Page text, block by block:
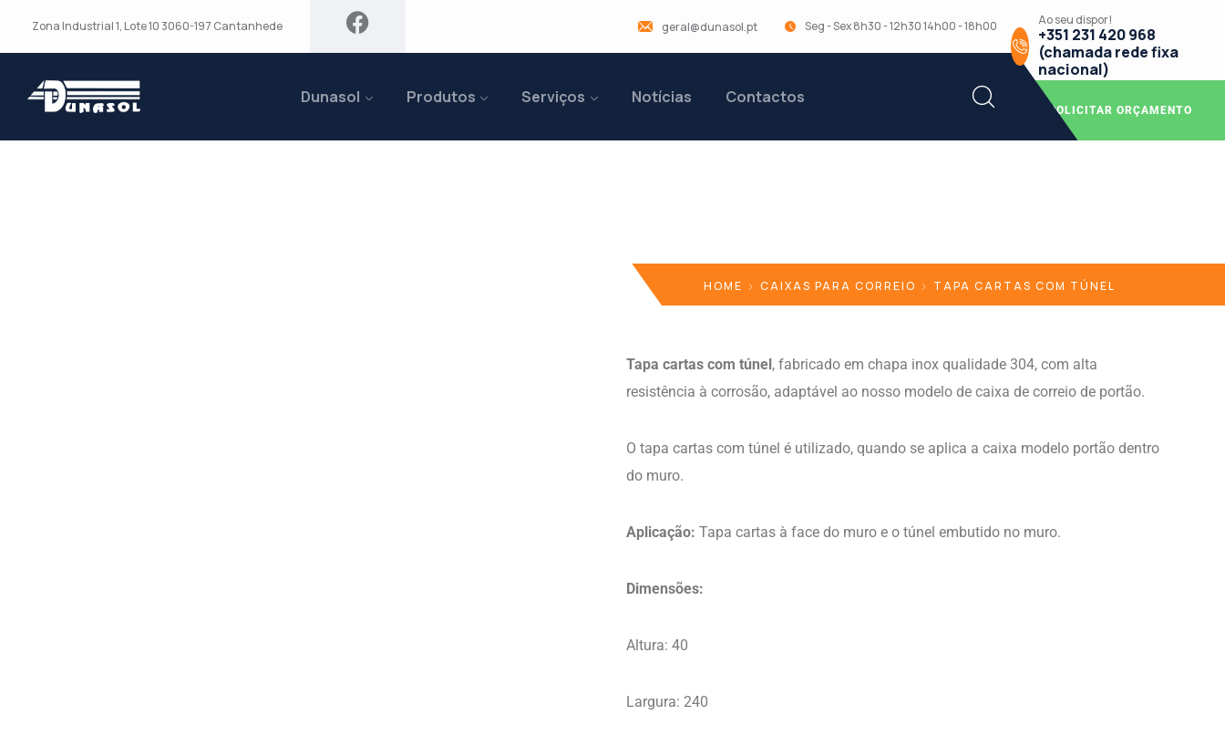
Zona Industrial 1, Lote 10 3060-197 Cantanhede geral@dunasol.pt Seg - Sex 8h30 - 12h30 14h00 - 18h00 Ao seu dispor!
+351 231 420 968
(chamada rede fixa
nacional)
Dunasol
Produtos Serviços Notícias Contactos
SOLICITAR ORÇAMENTO
HOME CAIXAS PARA CORREIO TAPA CARTAS COM TÚNEL
Tapa cartas com túnel, fabricado em chapa inox qualidade 304, com alta
resistência à corrosão, adaptável ao nosso modelo de caixa de correio de portão.
O tapa cartas com túnel é utilizado, quando se aplica a caixa modelo portão dentro
do muro.
Aplicação: Tapa cartas à face do muro e o túnel embutido no muro.
Dimensões:
Altura: 40
Largura: 240